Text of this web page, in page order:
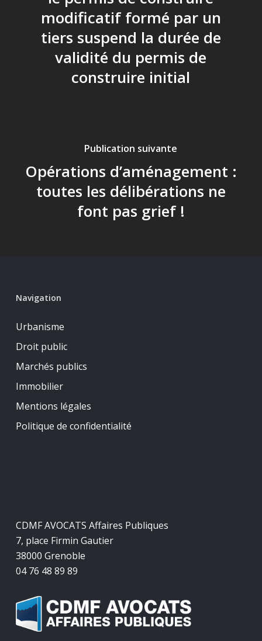
modificatif formé par un
tiers suspend la durée de
validité du permis de
construire initial
Publication suivante
Opérations d’aménagement :
toutes les délibérations ne
font pas grief !
Navigation
Urbanisme
Droit public
Marchés publics
Immobilier
Mentions légales
Politique de confidentialité
CDMF AVOCATS Affaires Publiques
7, place Firmin Gautier
38000 Grenoble
04 76 48 89 89